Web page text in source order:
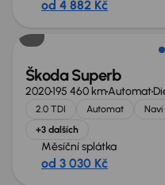
od 4 882 Kč
Možnost odpočtu DPH
Škoda Superb
2020195 460 kmAutomat
2.0 TDI Automat Navi
+3 dalších
Měsíční splátka
od 3 030 Kč